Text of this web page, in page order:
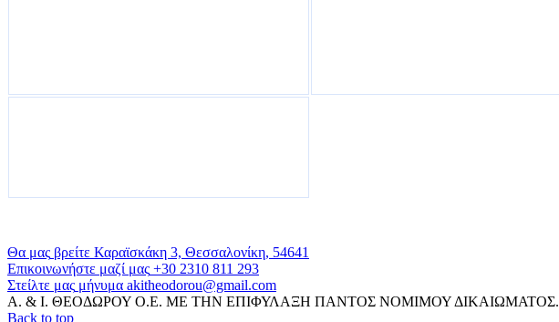
Θα μας βρείτε Καραϊσκάκη 3, Θεσσαλονίκη, 54641
Επικοινωνήστε μαζί μας +30 2310 811 293
Στείλτε μας μήνυμα akitheodorou@gmail.com
Α. & Ι. ΘΕΟΔΩΡΟΥ Ο.Ε. ΜΕ ΤΗΝ ΕΠΙΦΥΛΑΞΗ ΠΑΝΤΟΣ ΝΟΜΙΜΟΥ ΔΙΚΑΙΩΜΑΤΟΣ.
Back to top